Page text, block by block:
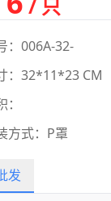
/ 只
：006A-32-
：32*11*23 CM
方式：P罩
发